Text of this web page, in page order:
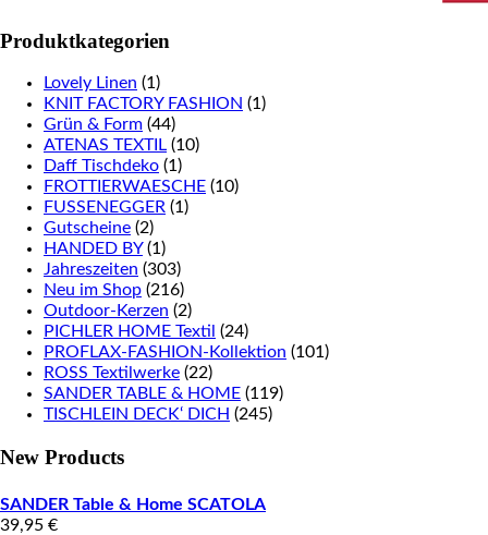
Produktkategorien
Lovely Linen (1)
KNIT FACTORY FASHION (1)
Grün & Form (44)
ATENAS TEXTIL (10)
Daff Tischdeko (1)
FROTTIERWAESCHE (10)
FUSSENEGGER (1)
Gutscheine (2)
HANDED BY (1)
Jahreszeiten (303)
Neu im Shop (216)
Outdoor-Kerzen (2)
PICHLER HOME Textil (24)
PROFLAX-FASHION-Kollektion (101)
ROSS Textilwerke (22)
SANDER TABLE & HOME (119)
TISCHLEIN DECK‘ DICH (245)
New Products
SANDER Table & Home SCATOLA
39,95 €